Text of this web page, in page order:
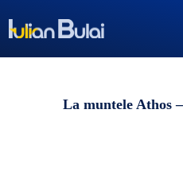
La muntele Athos